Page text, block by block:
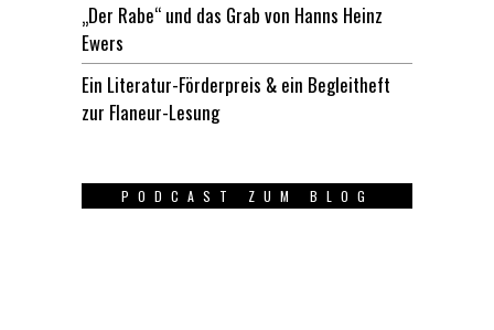
„Der Rabe“ und das Grab von Hanns Heinz
Ewers
Ein Literatur-Förderpreis & ein Begleitheft
zur Flaneur-Lesung
PODCAST ZUM BLOG